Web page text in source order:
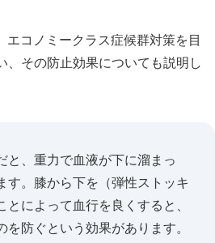
コノミークラス症候群対策を目
、その防止効果についても説明し
と、重力で血液が下に溜まっ
す。膝から下を（弾性ストッキ
とによって血行を良くすると、
を防ぐという効果があります。